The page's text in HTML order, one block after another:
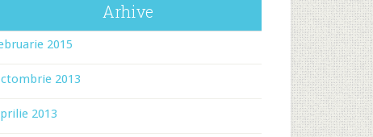
Arhive
2015
2013
2013